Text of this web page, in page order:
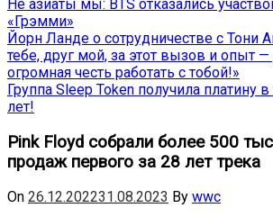
Не азиаты мы: BTS отказались
«Грэмми»
Йорн Ланде о сотрудничестве с Тони
тебе, друг мой, за этот вызов и опыт
огромная честь работать с тобой!»
Группа Sleep Token получила платину
лет!
Pink Floyd собрали более 500
продаж первого за 28 лет трека
On 26.12.202231.08.2023 By wwc